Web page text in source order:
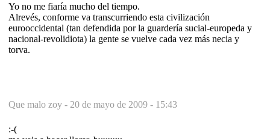
Yo no me fiaría mucho del tiempo.
Alrevés, conforme va transcurriendo esta civilización
eurooccidental (tan defendida por la guardería sucial-europeda y
nacional-revolidiota) la gente se vuelve cada vez más necia y
torva.
Que malo zoy - 20 de mayo de 2009 - 15:43
:-(